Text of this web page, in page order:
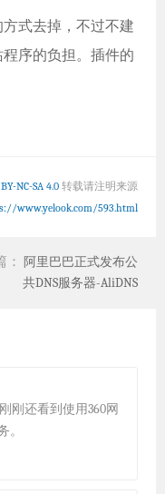
式去掉，不过不建
序的负担。插件的
BY-NC-SA 4.0 转载请注明来源
www.yelook.com/593.html
： 阿里巴巴正式发布公
共DNS服务器-AliDNS
刚还看到使用360网
。